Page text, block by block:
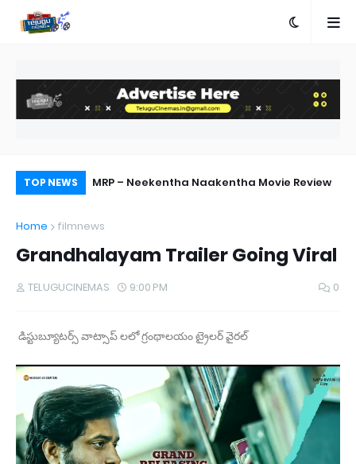
TOP NEWS
with AA23 MRP – Neekentha Naakentha Movie Review
Home
filmnews
Grandhalayam Trailer Going Viral
TELUGUCINEMAS 9:00 PM 0
డిస్టుబ్యూటర్స్ వాట్సాప్ లలో గ్రంథాలయం ట్రైలర్ వైరల్